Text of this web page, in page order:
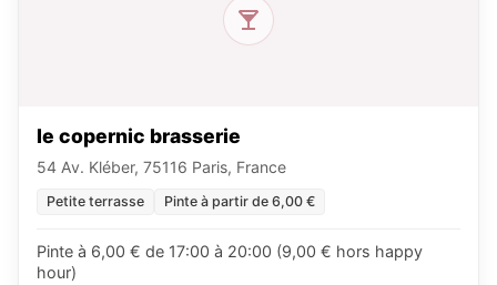
le copernic brasserie
54 Av. Kléber, 75116 Paris, France
Petite terrasse Pinte à partir de 6,00 €
Pinte à 6,00 € de 17:00 à 20:00 (9,00 € hors happy
hour)